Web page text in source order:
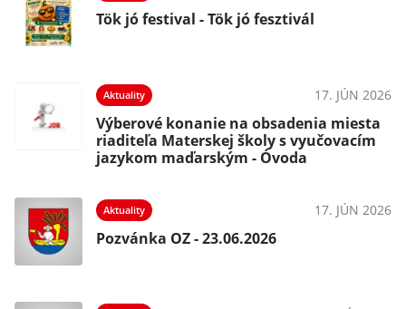
Tök jó festival - Tök jó fesztivál
Aktuality 17. JÚN 2026
Výberové konanie na obsadenia miesta
riaditeľa Materskej školy s vyučovacím
jazykom maďarským - Óvoda
Aktuality 17. JÚN 2026
Pozvánka OZ - 23.06.2026